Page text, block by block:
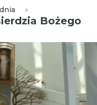
»
Bożego